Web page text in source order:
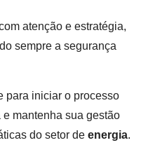
atenção e estratégia,
sempre a segurança
para iniciar o processo
mantenha sua gestão
do setor de energia.